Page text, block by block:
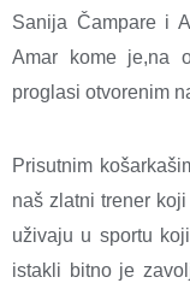
Sanija Čampare i
Amar kome je,na
proglasi otvorenim
Prisutnim
naš zlatni trener
uživaju u sportu
istakli bitno je